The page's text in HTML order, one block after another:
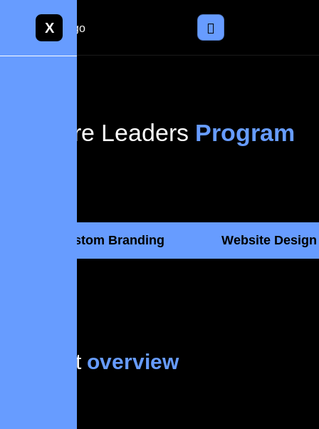
X
Future Leaders Program
Custom Branding Website Design
Project overview